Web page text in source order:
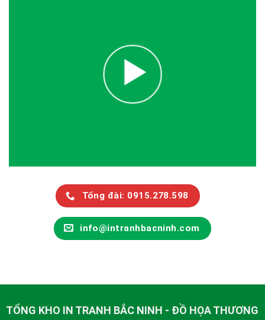
Tổng đài: 0915.278.598
info@intranhbacninh.com
TỔNG KHO IN TRANH BẮC NINH - ĐỒ HỌA THƯƠNG